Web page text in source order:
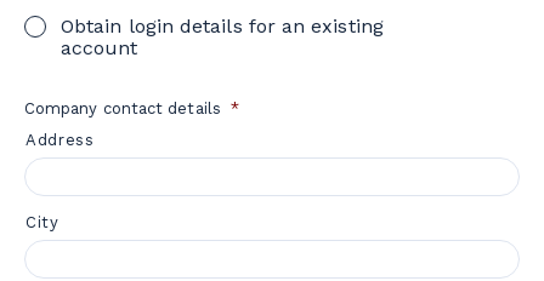
Obtain login details for an existing
account
Company contact details *
Address
City